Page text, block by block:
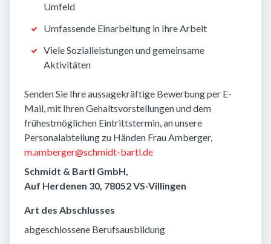
Umfeld
Umfassende Einarbeitung in Ihre Arbeit
Viele Sozialleistungen und gemeinsame
Aktivitäten
Senden Sie Ihre aussagekräftige Bewerbung per E-
Mail, mit Ihren Gehaltsvorstellungen und dem
frühestmöglichen Eintrittstermin, an unsere
Personalabteilung zu Händen Frau Amberger,
m.amberger@schmidt-bartl.de
Schmidt & Bartl GmbH,
Auf Herdenen 30, 78052 VS-Villingen
Art des Abschlusses
abgeschlossene Berufsausbildung